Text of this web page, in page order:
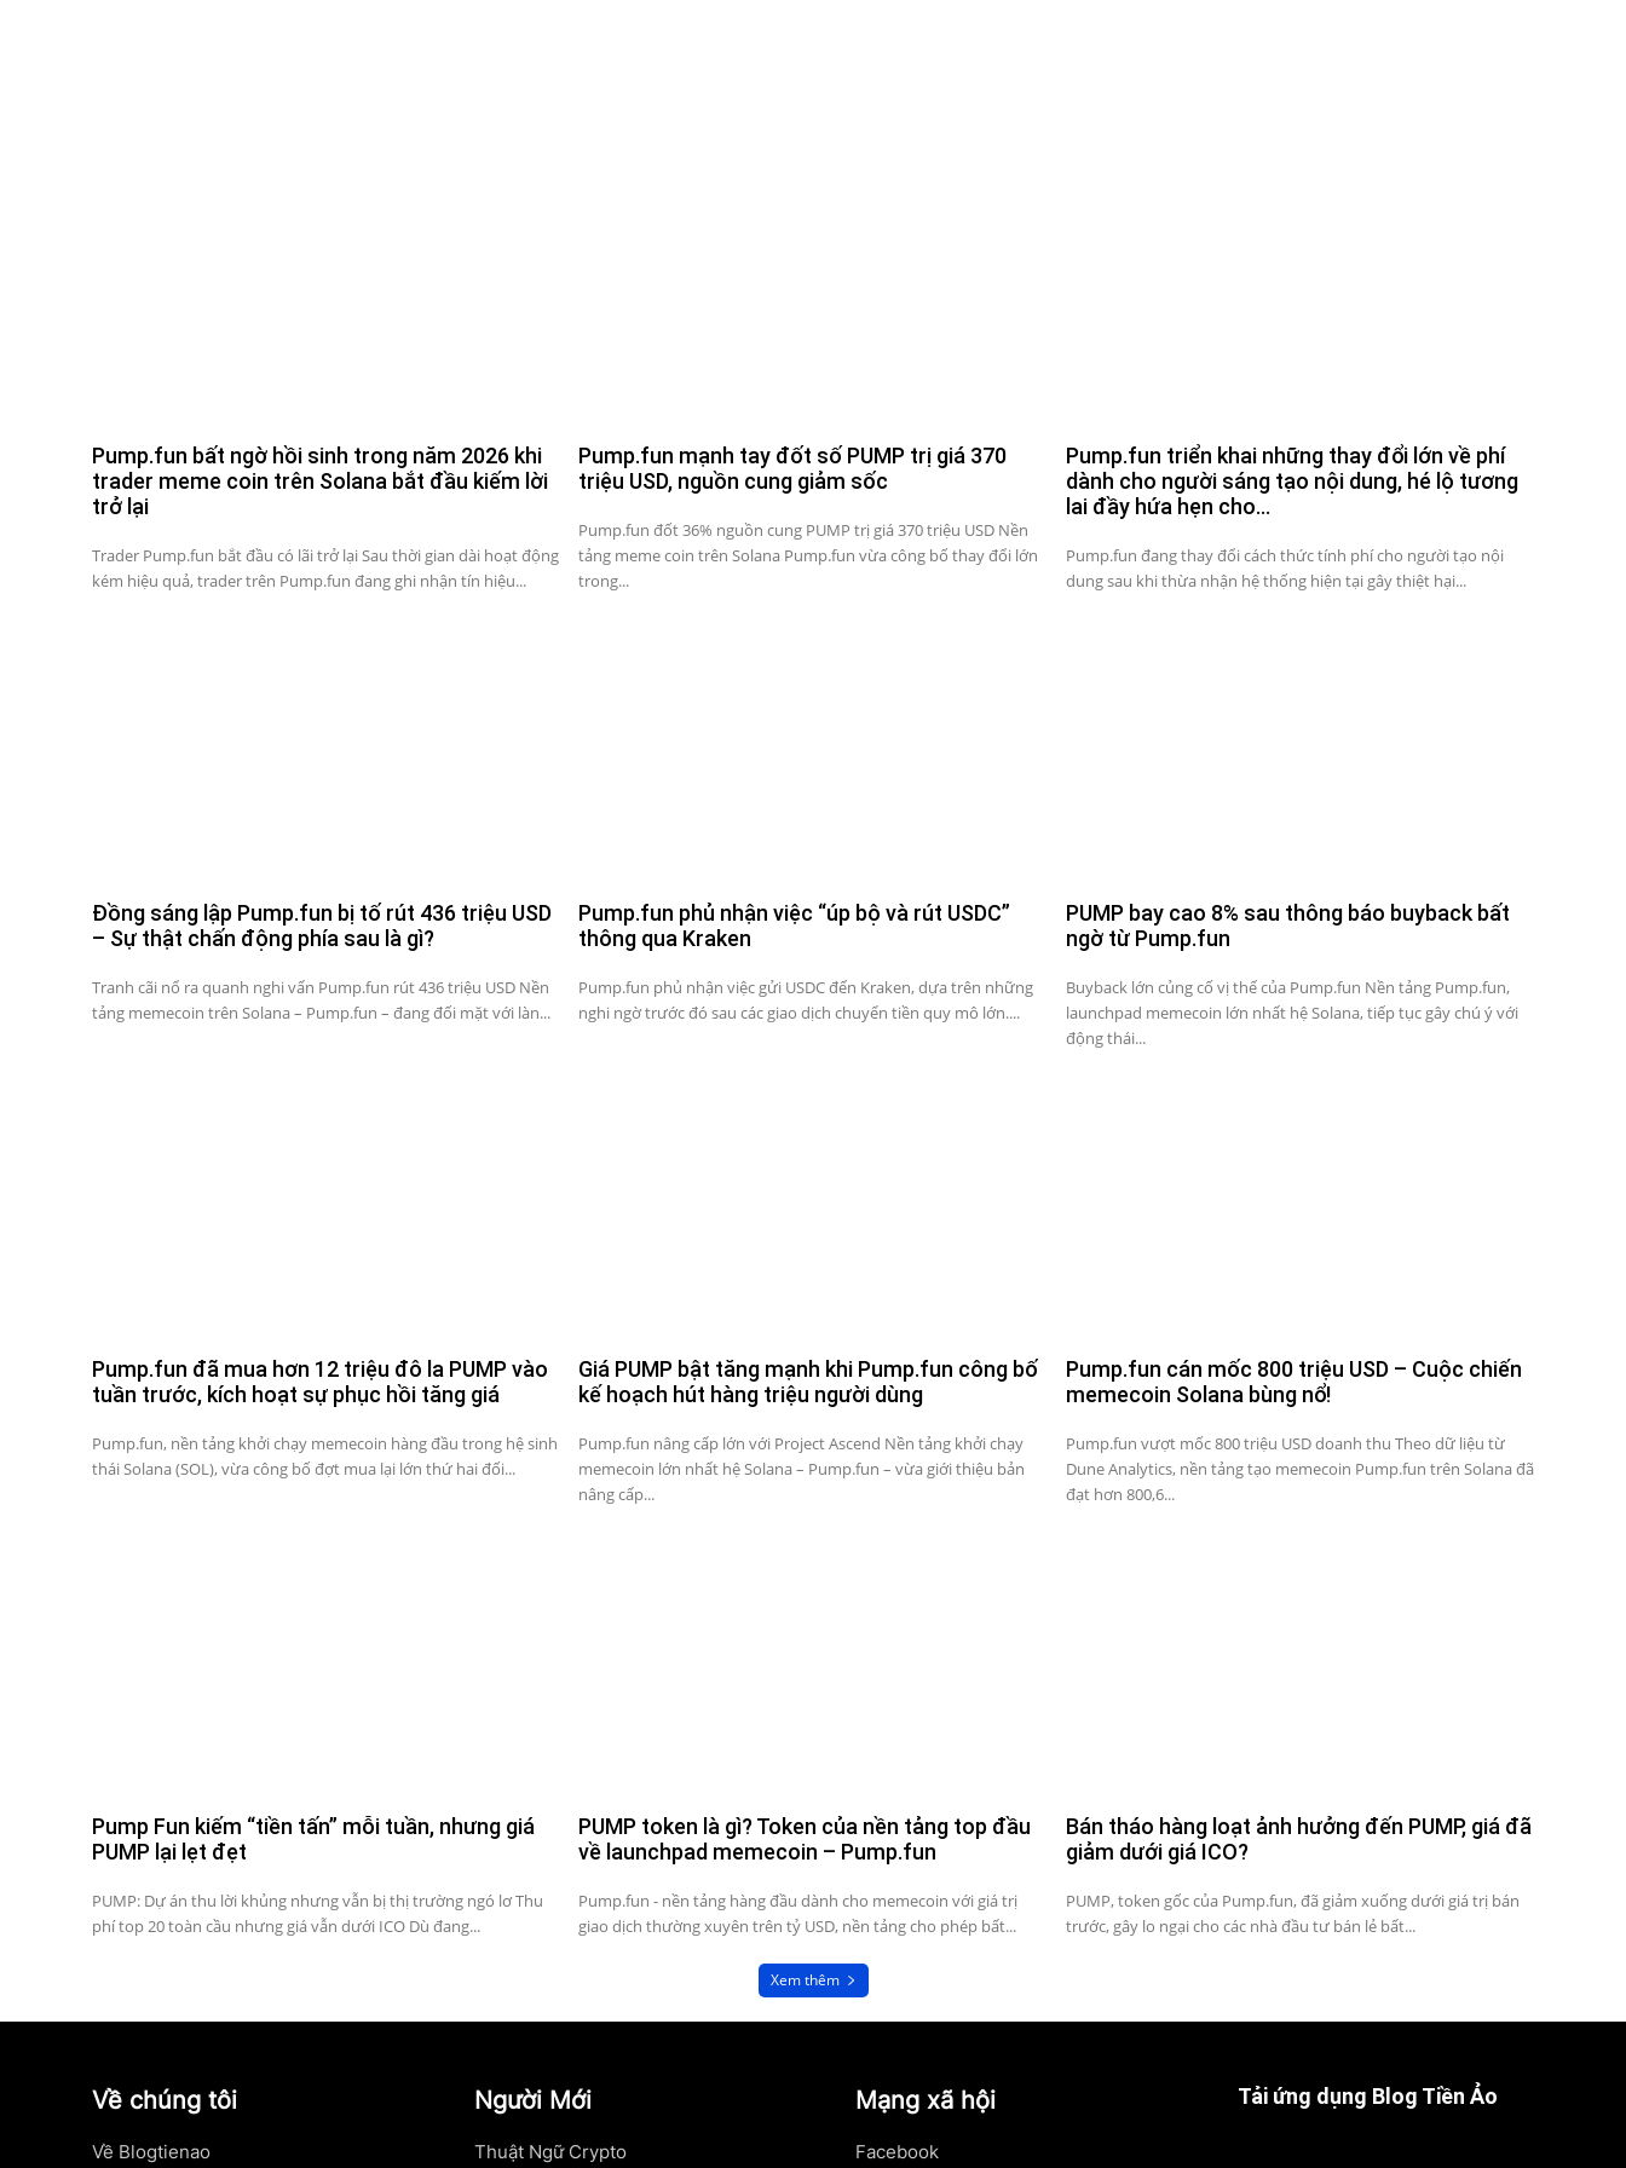
Pump.fun bất ngờ hồi sinh trong năm 2026 khi
trader meme coin trên Solana bắt đầu kiếm lời
trở lại
Trader Pump.fun bắt đầu có lãi trở lại Sau thời gian dài hoạt động
kém hiệu quả, trader trên Pump.fun đang ghi nhận tín hiệu...
Pump.fun mạnh tay đốt số PUMP trị giá 370
triệu USD, nguồn cung giảm sốc
Pump.fun đốt 36% nguồn cung PUMP trị giá 370 triệu USD Nền
tảng meme coin trên Solana Pump.fun vừa công bố thay đổi lớn
trong...
Pump.fun triển khai những thay đổi lớn về phí
dành cho người sáng tạo nội dung, hé lộ tương
lai đầy hứa hẹn cho...
Pump.fun đang thay đổi cách thức tính phí cho người tạo nội
dung sau khi thừa nhận hệ thống hiện tại gây thiệt hại...
Đồng sáng lập Pump.fun bị tố rút 436 triệu USD
– Sự thật chấn động phía sau là gì?
Tranh cãi nổ ra quanh nghi vấn Pump.fun rút 436 triệu USD Nền
tảng memecoin trên Solana – Pump.fun – đang đối mặt với làn...
Pump.fun phủ nhận việc “úp bộ và rút USDC”
thông qua Kraken
Pump.fun phủ nhận việc gửi USDC đến Kraken, dựa trên những
nghi ngờ trước đó sau các giao dịch chuyển tiền quy mô lớn....
PUMP bay cao 8% sau thông báo buyback bất
ngờ từ Pump.fun
Buyback lớn củng cố vị thế của Pump.fun Nền tảng Pump.fun,
launchpad memecoin lớn nhất hệ Solana, tiếp tục gây chú ý với
động thái...
Pump.fun đã mua hơn 12 triệu đô la PUMP vào
tuần trước, kích hoạt sự phục hồi tăng giá
Pump.fun, nền tảng khởi chạy memecoin hàng đầu trong hệ sinh
thái Solana (SOL), vừa công bố đợt mua lại lớn thứ hai đối...
Giá PUMP bật tăng mạnh khi Pump.fun công bố
kế hoạch hút hàng triệu người dùng
Pump.fun nâng cấp lớn với Project Ascend Nền tảng khởi chạy
memecoin lớn nhất hệ Solana – Pump.fun – vừa giới thiệu bản
nâng cấp...
Pump.fun cán mốc 800 triệu USD – Cuộc chiến
memecoin Solana bùng nổ!
Pump.fun vượt mốc 800 triệu USD doanh thu Theo dữ liệu từ
Dune Analytics, nền tảng tạo memecoin Pump.fun trên Solana đã
đạt hơn 800,6...
Pump Fun kiếm “tiền tấn” mỗi tuần, nhưng giá
PUMP lại lẹt đẹt
PUMP: Dự án thu lời khủng nhưng vẫn bị thị trường ngó lơ Thu
phí top 20 toàn cầu nhưng giá vẫn dưới ICO Dù đang...
PUMP token là gì? Token của nền tảng top đầu
về launchpad memecoin – Pump.fun
Pump.fun - nền tảng hàng đầu dành cho memecoin với giá trị
giao dịch thường xuyên trên tỷ USD, nền tảng cho phép bất...
Bán tháo hàng loạt ảnh hưởng đến PUMP, giá đã
giảm dưới giá ICO?
PUMP, token gốc của Pump.fun, đã giảm xuống dưới giá trị bán
trước, gây lo ngại cho các nhà đầu tư bán lẻ bất...
Xem thêm
Về chúng tôi
Về Blogtienao
Người Mới
Thuật Ngữ Crypto
Mạng xã hội
Facebook
Tải ứng dụng Blog Tiền Ảo